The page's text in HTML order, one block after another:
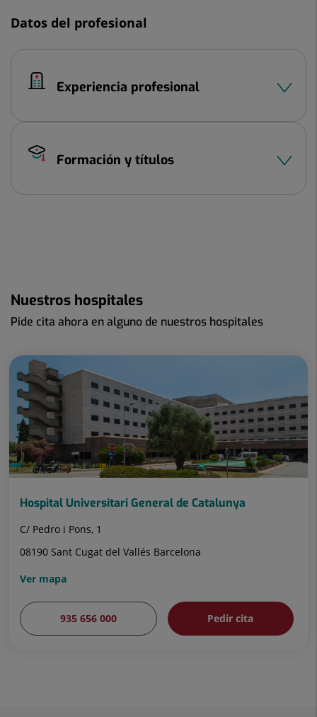
Datos del profesional
Experiencia profesional
Formación y títulos
Nuestros hospitales
Pide cita ahora en alguno de nuestros hospitales
Hospital Universitari General de Catalunya
C/ Pedro i Pons, 1
08190 Sant Cugat del Vallés Barcelona
Ver mapa
935 656 000 Pedir cita